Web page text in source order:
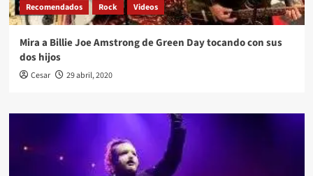
Recomendados Rock Videos
Mira a Billie Joe Amstrong de Green Day tocando con sus
dos hijos
Cesar 29 abril, 2020